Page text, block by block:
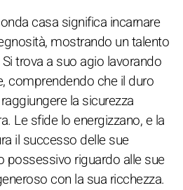
casa significa incarnare
mostrando un talento
trova a suo agio lavorando
comprendendo che il duro
la sicurezza
Le sfide lo energizzano, e la
il successo delle sue
possessivo riguardo alle sue
con la sua ricchezza.